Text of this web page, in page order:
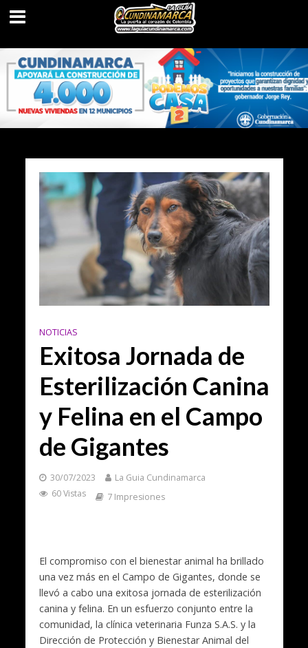
NOTICIAS
Exitosa Jornada de
Esterilización Canina
y Felina en el Campo
de Gigantes
30/07/2023
La Guia Cundinamarca
60 Vistas
7 Impresiones
El compromiso con el bienestar animal ha brillado
una vez más en el Campo de Gigantes, donde se
llevó a cabo una exitosa jornada de esterilización
canina y felina. En un esfuerzo conjunto entre la
comunidad, la clínica veterinaria Funza S.A.S. y la
Dirección de Protección y Bienestar Animal del